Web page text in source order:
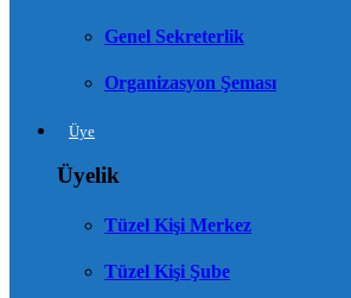
Genel Sekreterlik
Organizasyon Şeması
Üye
Üyelik
Tüzel Kişi Merkez
Tüzel Kişi Şube